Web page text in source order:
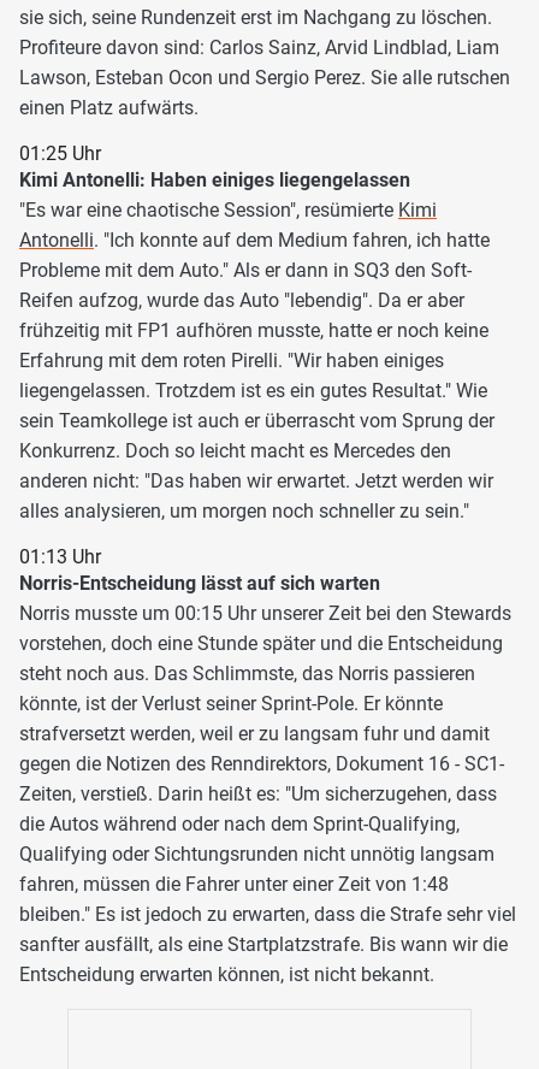
sie sich, seine Rundenzeit erst im Nachgang zu löschen.
Profiteure davon sind: Carlos Sainz, Arvid Lindblad, Liam
Lawson, Esteban Ocon und Sergio Perez. Sie alle rutschen
einen Platz aufwärts.
01:25 Uhr
Kimi Antonelli: Haben einiges liegengelassen
"Es war eine chaotische Session", resümierte Kimi
Antonelli. "Ich konnte auf dem Medium fahren, ich hatte
Probleme mit dem Auto." Als er dann in SQ3 den Soft-
Reifen aufzog, wurde das Auto "lebendig". Da er aber
frühzeitig mit FP1 aufhören musste, hatte er noch keine
Erfahrung mit dem roten Pirelli. "Wir haben einiges
liegengelassen. Trotzdem ist es ein gutes Resultat." Wie
sein Teamkollege ist auch er überrascht vom Sprung der
Konkurrenz. Doch so leicht macht es Mercedes den
anderen nicht: "Das haben wir erwartet. Jetzt werden wir
alles analysieren, um morgen noch schneller zu sein."
01:13 Uhr
Norris-Entscheidung lässt auf sich warten
Norris musste um 00:15 Uhr unserer Zeit bei den Stewards
vorstehen, doch eine Stunde später und die Entscheidung
steht noch aus. Das Schlimmste, das Norris passieren
könnte, ist der Verlust seiner Sprint-Pole. Er könnte
strafversetzt werden, weil er zu langsam fuhr und damit
gegen die Notizen des Renndirektors, Dokument 16 - SC1-
Zeiten, verstieß. Darin heißt es: "Um sicherzugehen, dass
die Autos während oder nach dem Sprint-Qualifying,
Qualifying oder Sichtungsrunden nicht unnötig langsam
fahren, müssen die Fahrer unter einer Zeit von 1:48
bleiben." Es ist jedoch zu erwarten, dass die Strafe sehr viel
sanfter ausfällt, als eine Startplatzstrafe. Bis wann wir die
Entscheidung erwarten können, ist nicht bekannt.